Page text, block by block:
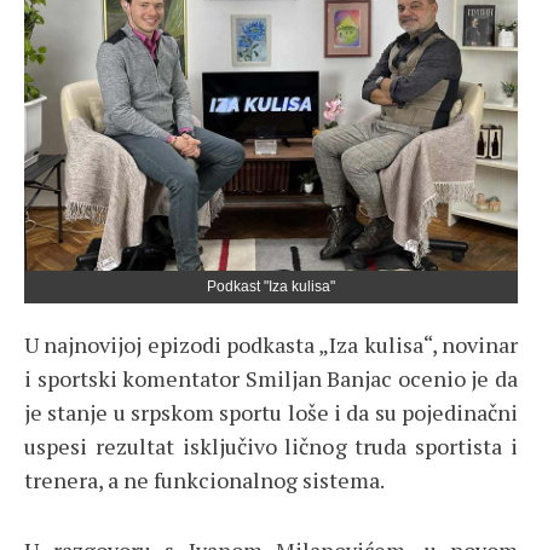
Podkast "Iza kulisa"
U najnovijoj epizodi podkasta „Iza kulisa“, novinar
i sportski komentator Smiljan Banjac ocenio je da
je stanje u srpskom sportu loše i da su pojedinačni
uspesi rezultat isključivo ličnog truda sportista i
trenera, a ne funkcionalnog sistema.